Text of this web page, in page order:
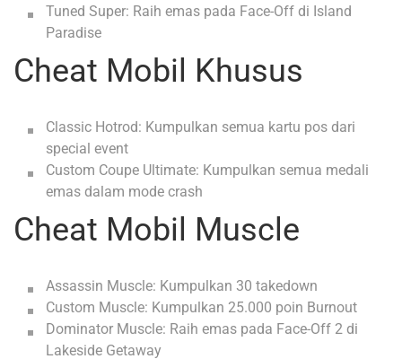
Tuned Super: Raih emas pada Face-Off di Island
Paradise
Cheat Mobil Khusus
Classic Hotrod: Kumpulkan semua kartu pos dari
special event
Custom Coupe Ultimate: Kumpulkan semua medali
emas dalam mode crash
Cheat Mobil Muscle
Assassin Muscle: Kumpulkan 30 takedown
Custom Muscle: Kumpulkan 25.000 poin Burnout
Dominator Muscle: Raih emas pada Face-Off 2 di
Lakeside Getaway